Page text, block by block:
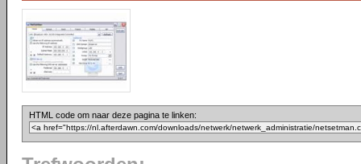
HTML code om naar deze pagina te linken: